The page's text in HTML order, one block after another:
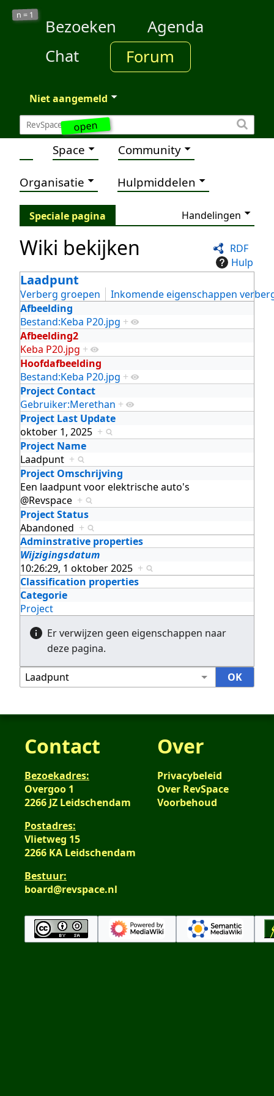
open
n = 1
Bezoeken
Agenda
Chat
Forum
Niet aangemeld
Space Community
Organisatie Hulpmiddelen
Speciale pagina Handelingen
RDF
Hulp
Wiki bekijken
Laadpunt
Verberg groepen
Inkomende eigenschappen
Afbeelding
Bestand:Keba P20.jpg +
Afbeelding2
Keba P20.jpg +
Hoofdafbeelding
Bestand:Keba P20.jpg +
Project Contact
Gebruiker:Merethan +
Project Last Update
oktober 1, 2025 +
Project Name
Laadpunt +
Project Omschrijving
Een laadpunt voor elektrische auto's
@Revspace +
Project Status
Abandoned +
Adminstrative properties
Wijzigingsdatum
10:26:29, 1 oktober 2025 +
Classification properties
Categorie
Project
Er verwijzen geen eigenschappen naar
deze pagina.
Contact
Bezoekadres:
Overgoo 1
2266 JZ Leidschendam
Postadres:
Vlietweg 15
2266 KA Leidschendam
Bestuur:
board@revspace.nl
Over
Privacybeleid
Over RevSpace
Voorbehoud